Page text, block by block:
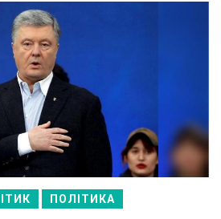
ПОЛІТИКА